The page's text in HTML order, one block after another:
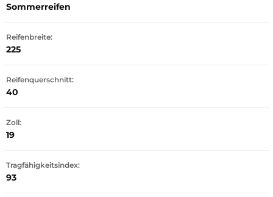
Sommerreifen
Reifenbreite:
225
Reifenquerschnitt:
40
Zoll:
19
Tragfähigkeitsindex:
93